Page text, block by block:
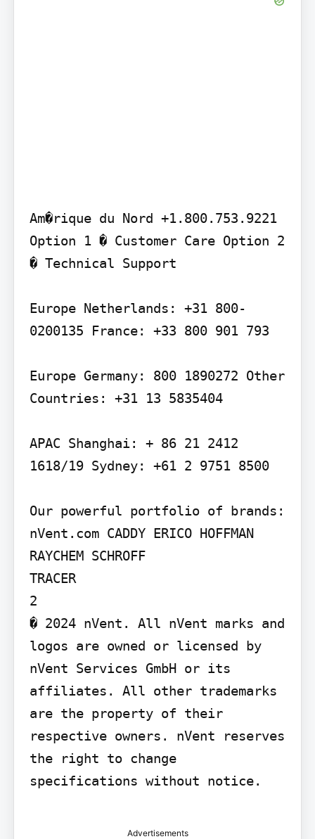
Am�rique du Nord +1.800.753.9221
Option 1 � Customer Care Option 2
� Technical Support
Europe Netherlands: +31 800-
0200135 France: +33 800 901 793
Europe Germany: 800 1890272 Other
Countries: +31 13 5835404
APAC Shanghai: + 86 21 2412
1618/19 Sydney: +61 2 9751 8500
Our powerful portfolio of brands:
nVent.com CADDY ERICO HOFFMAN
RAYCHEM SCHROFF
TRACER
2
� 2024 nVent. All nVent marks and
logos are owned or licensed by
nVent Services GmbH or its
affiliates. All other trademarks
are the property of their
respective owners. nVent reserves
the right to change
specifications without notice.
Advertisements